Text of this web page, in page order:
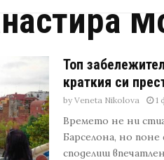
Топ
краткия си
byVeneta Nikolova 1
Времето не ни
Барселона, но поне
споделиш